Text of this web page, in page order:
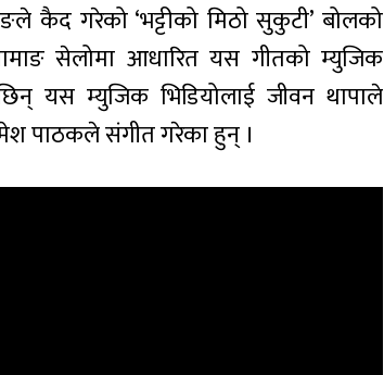
कैद गरेको ‘भट्टीको मिठो सुकुटी’ बोलको
सेलोमा आधारित यस गीतको म्युजिक
यस म्युजिक भिडियोलाई जीवन थापाले
पाठकले संगीत गरेका हुन् ।